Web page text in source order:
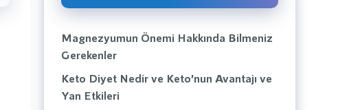
Magnezyumun Önemi Hakkında Bilmeniz
Gerekenler
Keto Diyet Nedir ve Keto’nun Avantajı ve
Yan Etkileri